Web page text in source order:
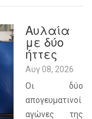
Αυλαία
με δύο
ήττες
Αυγ 08, 2026
Οι δύο
απογευματινοί
αγώνες της